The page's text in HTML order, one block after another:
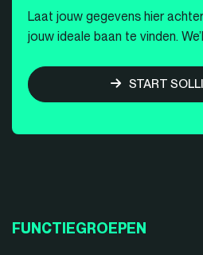
Laat jouw gegevens hier
jouw ideale baan te vinden.
START
FUNCTIEGROEPEN